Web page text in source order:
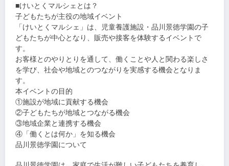
■けいとくマルシェとは？
子どもたちが主役の地域イベント
「けいとくマルシェ」は、児童養護施設・品川景徳学園の子
どもたちが中心となり、販売や接客を体験するイベントで
す。
お客様とのやりとりを通して、働くことや人と関わる楽しさ
を学び、社会や地域とのつながりを実感する機会となりま
す。
本イベントの目的
①施設が地域に貢献する機会
②子どもたちが地域とつながる機会
③地域企業と連携する機会
④「働くとは何か」を知る機会
品川景徳学園について